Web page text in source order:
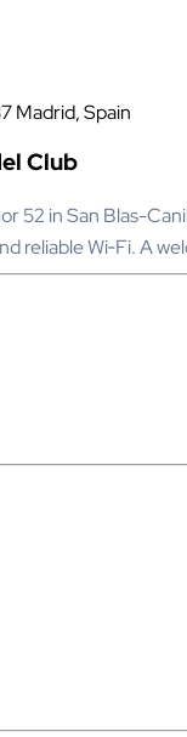
Madrid, Spain
Club
52 in San Blas-
reliable Wi‑Fi. A